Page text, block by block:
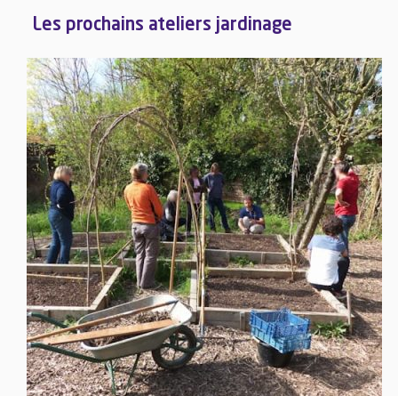
Les prochains ateliers jardinage